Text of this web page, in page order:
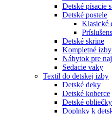
Detské písacie
Detské postele
Klasické
Detské skrine
Kompletné
Nábytok pre
Sedacie vaky
Textil do detskej izby
Detské deky
Detské koberce
Detské
Doplnky k